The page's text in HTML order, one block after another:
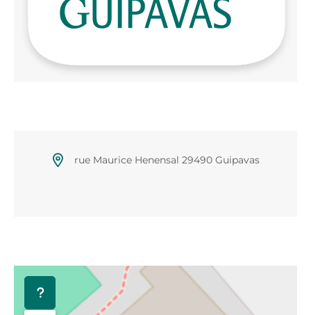
rue Maurice Henensal 29490 Guipavas